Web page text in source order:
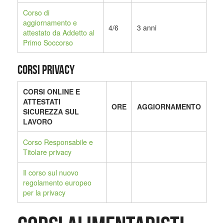
Corso di
aggiornamento e
attestato da Addetto al
Primo Soccorso
4/6 3 anni
CORSI PRIVACY
CORSI ONLINE E
ATTESTATI
SICUREZZA SUL
LAVORO
ORE AGGIORNAMENTO
Corso Responsabile e
Titolare privacy
Il corso sul nuovo
regolamento europeo
per la privacy